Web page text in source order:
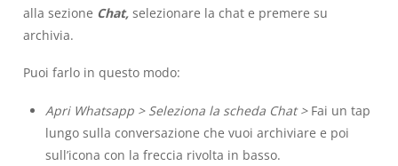
alla sezione Chat, selezionare la chat e premere su
archivia.
Puoi farlo in questo modo:
Apri Whatsapp > Seleziona la scheda Chat >Fai un tap
lungo sulla conversazione che vuoi archiviare e poi
sull’icona con la freccia rivolta in basso.